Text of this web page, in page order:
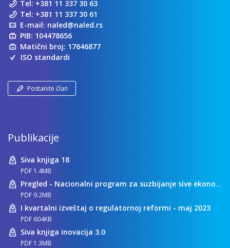
Tel: +381 11 337 30 63
Tel: +381 11 337 30 61
E-mail: naled@naled.rs
PIB: 104478656
Matični broj: 17646877
ISO standardi
Postanite član
Publikacije
Siva knjiga 18
PDF 1.4MB
Pregled - Nacionalni program za suzbijanje sive ekonomije
PDF 9.2MB
I kvartalni izveštaj o regulatornoj reformi - maj 2023
PDF 604KB
Siva knjiga inovacija 3.0
PDF 1.3MB